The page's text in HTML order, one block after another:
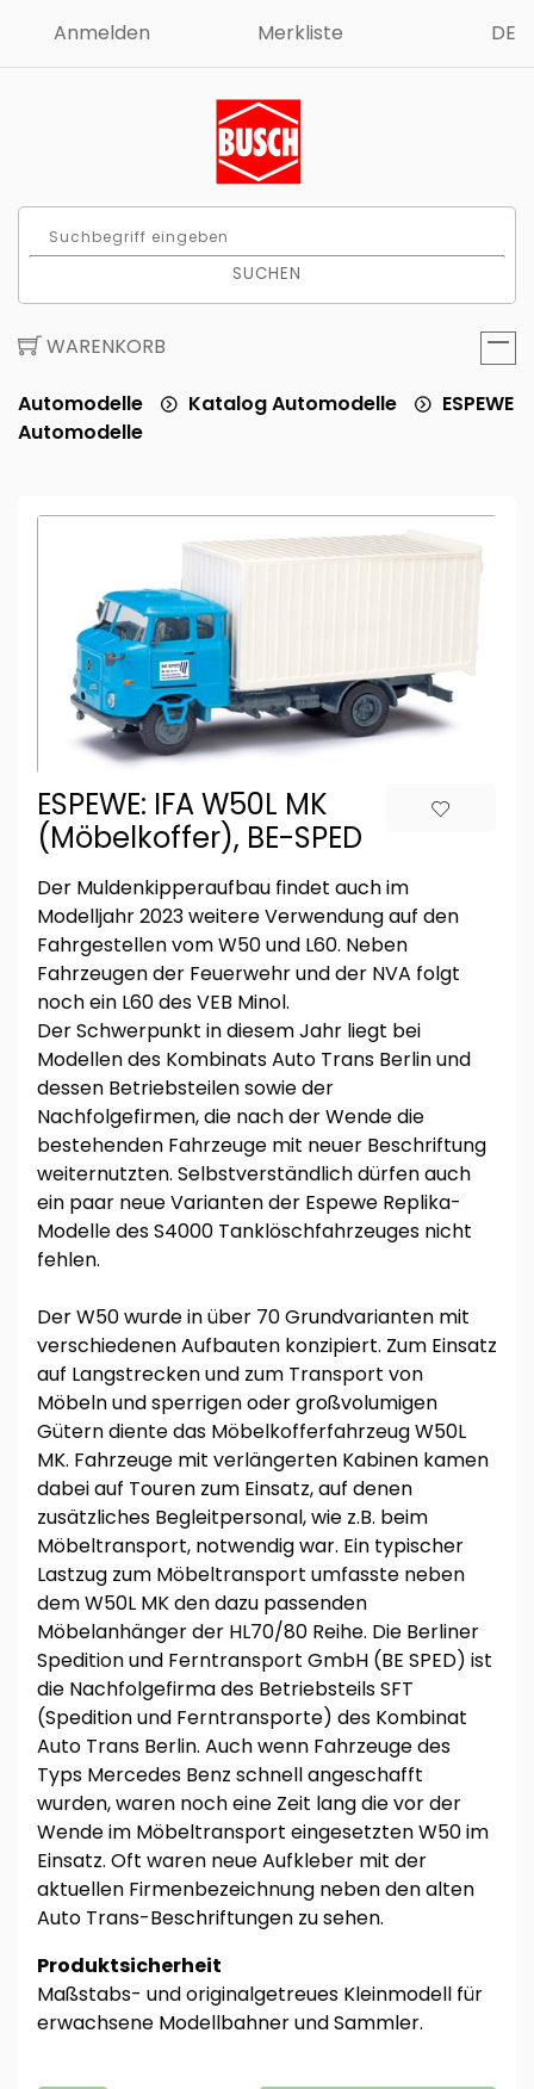
Anmelden Merkliste DE
SUCHEN
WARENKORB
Automodelle Katalog Automodelle
ESPEWE
Automodelle
ESPEWE: IFA W50L MK
(Möbelkoffer), BE-SPED
Der Muldenkipperaufbau findet auch im
Modelljahr 2023 weitere Verwendung auf den
Fahrgestellen vom W50 und L60. Neben
Fahrzeugen der Feuerwehr und der NVA folgt
noch ein L60 des VEB Minol.
Der Schwerpunkt in diesem Jahr liegt bei
Modellen des Kombinats Auto Trans Berlin und
dessen Betriebsteilen sowie der
Nachfolgefirmen, die nach der Wende die
bestehenden Fahrzeuge mit neuer Beschriftung
weiternutzten. Selbstverständlich dürfen auch
ein paar neue Varianten der Espewe Replika-
Modelle des S4000 Tanklöschfahrzeuges nicht
fehlen.
Der W50 wurde in über 70 Grundvarianten mit
verschiedenen Aufbauten konzipiert. Zum Einsatz
auf Langstrecken und zum Transport von
Möbeln und sperrigen oder großvolumigen
Gütern diente das Möbelkofferfahrzeug W50L
MK. Fahrzeuge mit verlängerten Kabinen kamen
dabei auf Touren zum Einsatz, auf denen
zusätzliches Begleitpersonal, wie z.B. beim
Möbeltransport, notwendig war. Ein typischer
Lastzug zum Möbeltransport umfasste neben
dem W50L MK den dazu passenden
Möbelanhänger der HL70/80 Reihe. Die Berliner
Spedition und Ferntransport GmbH (BE SPED) ist
die Nachfolgefirma des Betriebsteils SFT
(Spedition und Ferntransporte) des Kombinat
Auto Trans Berlin. Auch wenn Fahrzeuge des
Typs Mercedes Benz schnell angeschafft
wurden, waren noch eine Zeit lang die vor der
Wende im Möbeltransport eingesetzten W50 im
Einsatz. Oft waren neue Aufkleber mit der
aktuellen Firmenbezeichnung neben den alten
Auto Trans-Beschriftungen zu sehen.
Produktsicherheit
Maßstabs- und originalgetreues Kleinmodell für
erwachsene Modellbahner und Sammler.